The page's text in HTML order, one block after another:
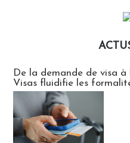
De la demande de visa
Visas fluidifie les